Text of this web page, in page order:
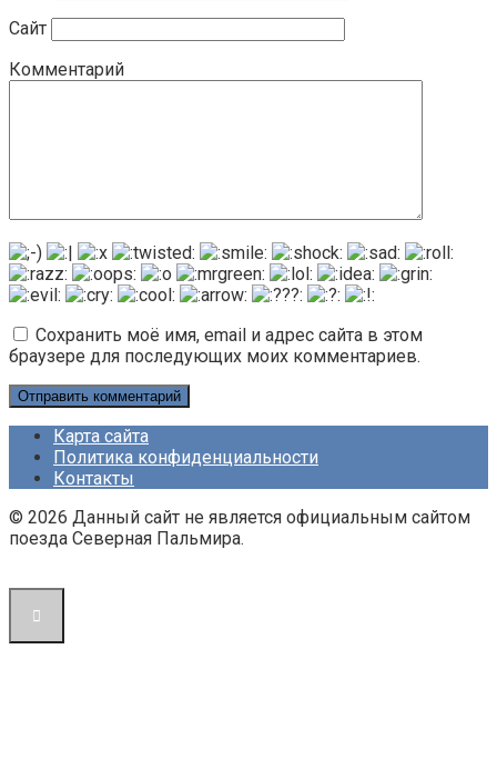
Сайт
Комментарий
Сохранить моё имя, email и адрес сайта в этом
браузере для последующих моих комментариев.
Карта сайта
Политика конфиденциальности
Контакты
© 2026 Данный сайт не является официальным сайтом
поезда Северная Пальмира.